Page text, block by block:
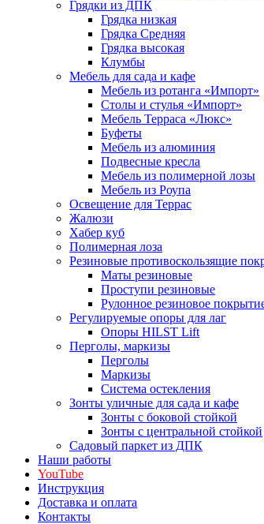
Грядки из ДПК
Грядка низкая
Грядка Средняя
Грядка высокая
Клумбы
Мебель для сада и кафе
Мебель из ротанга «Импорт»
Столы и стулья «Импорт»
Мебель Терраса «Люкс»
Буфеты
Мебель из алюминия
Подвесные кресла
Мебель из полимерной лозы
Мебель из Роупа
Освещение для Террас
Жалюзи
Хабер куб
Полимерная лоза
Резиновые противоскользящие
Маты резиновые
Проступи резиновые
Рулонное резиновое
Регулируемые опоры для лаг
Опоры HILST Lift
Перголы, маркизы
Перголы
Маркизы
Система остекления
Зонты уличные для сада и кафе
Зонты с боковой стойкой
Зонты с центральной стойкой
Садовый паркет из ДПК
Наши работы
YouTube
Инструкция
Доставка и оплата
Контакты